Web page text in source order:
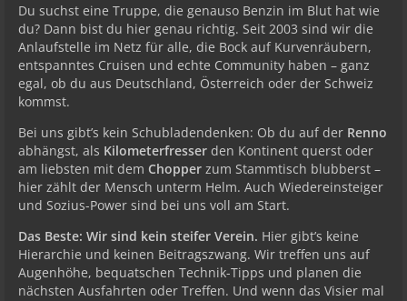
Du suchst eine Truppe, die genauso Benzin im Blut hat wie
du? Dann bist du hier genau richtig. Seit 2003 sind wir die
Anlaufstelle im Netz für alle, die Bock auf Kurvenräubern,
entspanntes Cruisen und echte Community haben – ganz
egal, ob du aus Deutschland, Österreich oder der Schweiz
kommst.
Bei uns gibt’s kein Schubladendenken: Ob du auf der Renno
abhängst, als Kilometerfresser den Kontinent querst oder
am liebsten mit dem Chopper zum Stammtisch blubberst –
hier zählt der Mensch unterm Helm. Auch Wiedereinsteiger
und Sozius-Power sind bei uns voll am Start.
Das Beste: Wir sind kein steifer Verein. Hier gibt’s keine
Hierarchie und keinen Beitragszwang. Wir treffen uns auf
Augenhöhe, bequatschen Technik-Tipps und planen die
nächsten Ausfahrten oder Treffen. Und wenn das Visier mal